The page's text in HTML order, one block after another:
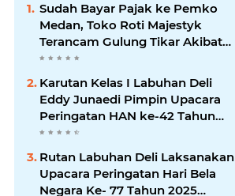
Sudah Bayar Pajak ke Pemko
Medan, Toko Roti Majestyk
Terancam Gulung Tikar Akibat
Akses Jalan Ditutup Pedagang
Angkringan
Karutan Kelas I Labuhan Deli
Eddy Junaedi Pimpin Upacara
Peringatan HAN ke-42 Tahun
2026
Rutan Labuhan Deli Laksanakan
Upacara Peringatan Hari Bela
Negara Ke- 77 Tahun 2025